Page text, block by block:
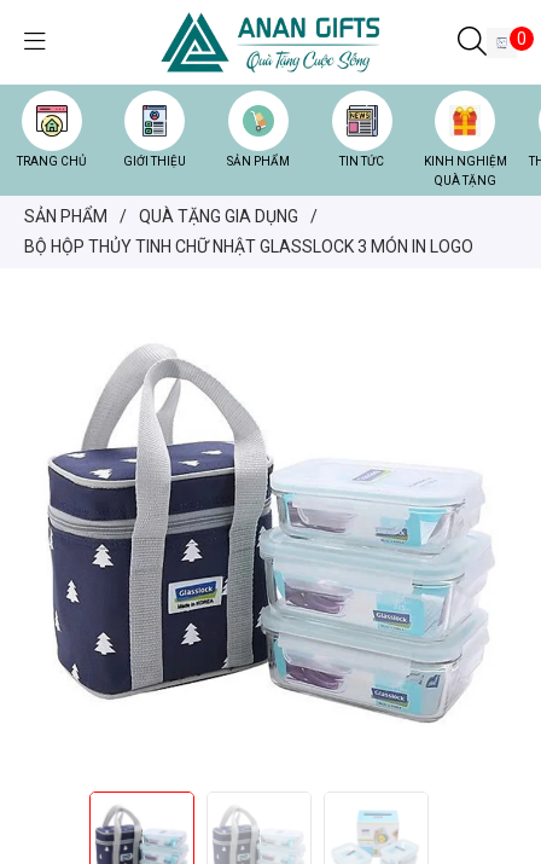
0
TRANG CHỦ GIỚI THIỆU SẢN PHẨM TIN TỨC
KINH NGHIỆM
QUÀ TẶNG
SẢN PHẨM / QUÀ TẶNG GIA DỤNG
/
BỘ HỘP THỦY TINH CHỮ NHẬT GLASSLOCK 3 MÓN IN LOGO